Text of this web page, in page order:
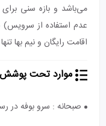
عدم استفاده از سرویس)
اقامت رایگان و نیم بها
موارد تحت پوشش
صبحانه : سرو بوفه در